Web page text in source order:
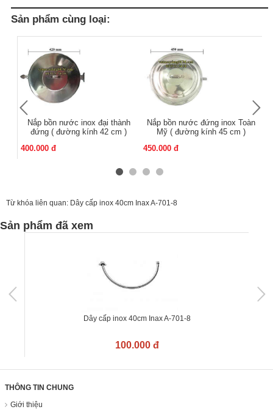
Sản phẩm cùng loại:
Nắp bồn nước inox đại thành
đứng ( đường kính 42 cm )
400.000 đ
Nắp bồn nước đứng inox Toàn
Mỹ ( đường kính 45 cm )
450.000 đ
Từ khóa liên quan: Dây cấp inox 40cm Inax A-701-8
Sản phẩm đã xem
Dây cấp inox 40cm Inax A-701-8
100.000 đ
THÔNG TIN CHUNG
Giới thiệu